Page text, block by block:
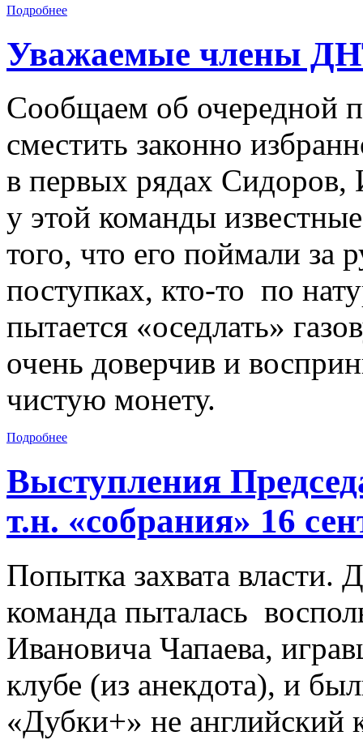
Подробнее
Уважаемые члены
Сообщаем об очередной
сместить законно
в первых рядах
у этой команды
того, что его поймали за
поступках, кто-то по
пытается «оседлать»
очень доверчив и
чистую монету.
Подробнее
Выступления
т.н. «собрания» 16
Попытка захвата власти.
команда пыталась
Ивановича Чапаева,
клубе (из анекдота), и
«Дубки+» не английский